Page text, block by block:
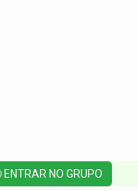
ENTRAR NO GRUPO